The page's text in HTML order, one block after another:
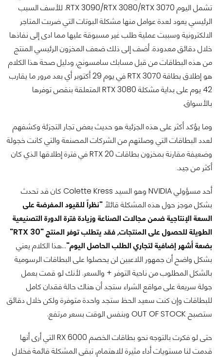
تشمل اليوم RTX 3090/RTX 3080/RTX 3070. للأسف السبب
الرئيسي يعود لعدة عوامل منها مشكلة البوتات التي ضربت المتاجر
الالكترونية وسببت عملية طلب غير مسبوقة عليها مما ادى إلى نفاذها
خلال دقائق معدودة. أضف إلى ذلك ضعف المخزون الرئيسي المنتج
من هذه البطاقات من قبل مسابك سامسونج, ودليل صحة هذا الكلام
هو إطلاق بطاقة RTX 3070 في يوم 29 أكتوبر أي بعد مرور ما يقارب
42 يوم على بداية مشكلة RTX 3080 المتعلقة بنقص توفرها
بالأسواق.
وما يؤكد أكثر على هذه الجزئية هو حديث بعض تجار التجزئة وكشفهم
لعدد البطاقات التي وصلتهم من الشركات المصنعة والتي كانت خجولة
وضعيفة مقارنة بمخزون بطاقات RTX 20 في فترة إطلاقها الذي كان
أكثر من جيد.
أحد مسؤولي NVIDIA وهو السيد Colette Kress كان قد تحدث
بشكل موجز حول هذه المشكلة قائلاً"نظراً للقيود المفرضة على
السعة الإنتاجية ضمن مجالات الصناعة وزيادة فترة الدورة التصنيعية
الطويلة للحصول على المنتجات, فقد يتطلب توفر المنتج "RTX 30"
بضعة أشهر إضافية لتجاري الطلب الحاصل اليوم"...هذا الكلام يعني
بشكل واضح أن جمهور اللاعبين لن يحصلوا على البطاقات الرسومية
بالشكل المطلوب من ناحية التوفر + والسعر. لأنك لو قمت بعمل
جولة سريعة على مواقع الشراء ستجد أن هناك حالة فقدان كامل
للبطاقات وإن كنت سعيد الحظ ستجد واحدة متوفرة ولكن خلال دقائق
ستصبح OUT OF STOCK وبنفس الوقت بسعر مرتفع.
حتى لو فكرت بالتوجه نحو بطاقات الخصم RX 6000 التي أرى أنها
قدمت لنا مستويات أداء مثيرة للاهتمام, تبقى المشكلة قائمة فخلال